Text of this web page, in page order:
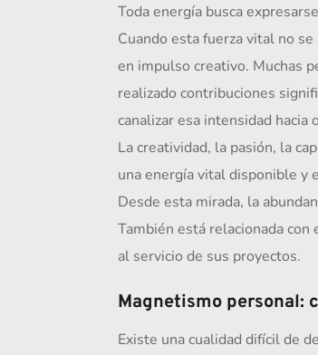
Toda energía busca
Cuando esta fuerza vital no
en impulso creativo. Muchas
realizado contribuciones
canalizar esa intensidad
La creatividad, la pasión, la
una energía vital disponible y
Desde esta mirada, la
También está relacionada
al servicio de sus proyectos.
Magnetismo personal:
Existe una cualidad difícil de